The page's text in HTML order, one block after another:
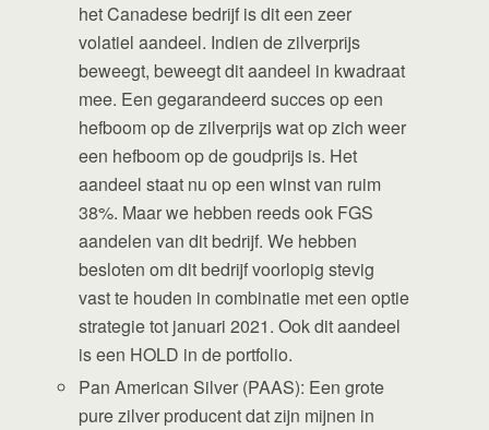
het Canadese bedrijf is dit een zeer
volatiel aandeel. Indien de zilverprijs
beweegt, beweegt dit aandeel in kwadraat
mee. Een gegarandeerd succes op een
hefboom op de zilverprijs wat op zich weer
een hefboom op de goudprijs is. Het
aandeel staat nu op een winst van ruim
38%. Maar we hebben reeds ook FGS
aandelen van dit bedrijf. We hebben
besloten om dit bedrijf voorlopig stevig
vast te houden in combinatie met een optie
strategie tot januari 2021. Ook dit aandeel
is een HOLD in de portfolio.
Pan American Silver (PAAS): Een grote
pure zilver producent dat zijn mijnen in